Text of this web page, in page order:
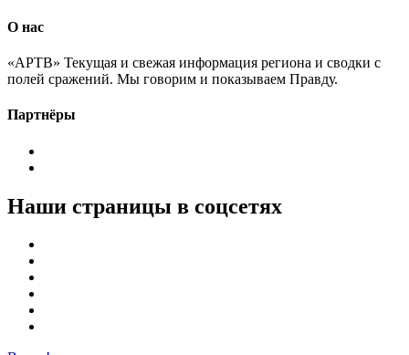
О нас
«АРТВ» Текущая и свежая информация региона и сводки с
полей сражений. Мы говорим и показываем Правду.
Партнёры
Наши страницы в соцсетях